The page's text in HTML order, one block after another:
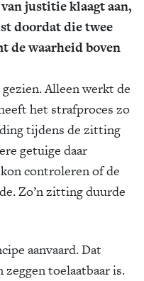
justitie klaagt aan,
doordat die twee
de waarheid boven
Alleen werkt de
het strafproces zo
tijdens de zitting
getuige daar
controleren of de
Zo’n zitting duurde
aanvaard. Dat
toelaatbaar is.